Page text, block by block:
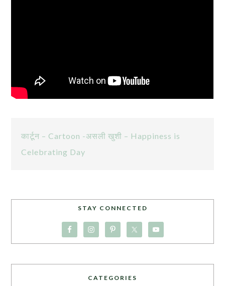
कार्टून – Cartoon -असली खुशी – Happiness is
Celebrating Day
STAY CONNECTED
CATEGORIES